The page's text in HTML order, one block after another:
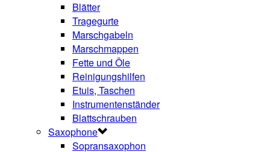
Blätter
Tragegurte
Marschgabeln
Marschmappen
Fette und Öle
Reinigungshilfen
Etuis, Taschen
Instrumentenständer
Blattschrauben
Saxophone
Sopransaxophon